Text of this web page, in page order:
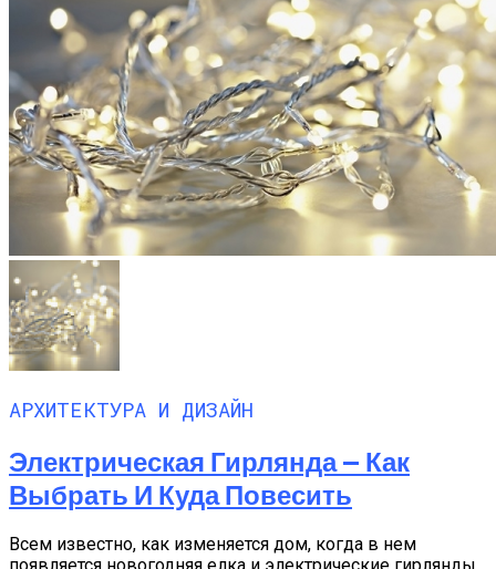
АРХИТЕКТУРА И ДИЗАЙН
Электрическая Гирлянда — Как
Выбрать И Куда Повесить
Всем известно, как изменяется дом, когда в нем